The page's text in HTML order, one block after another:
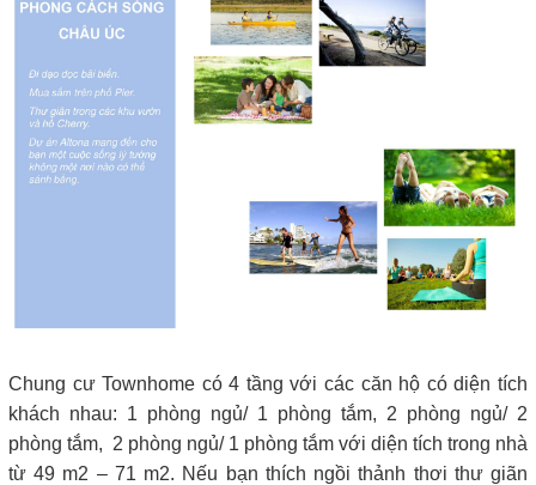
Chung cư Townhome có 4 tầng với các căn hộ có diện tích
khách nhau: 1 phòng ngủ/ 1 phòng tắm, 2 phòng ngủ/ 2
phòng tắm, 2 phòng ngủ/ 1 phòng tắm với diện tích trong nhà
từ 49 m2 – 71 m2. Nếu bạn thích ngồi thảnh thơi thư giãn